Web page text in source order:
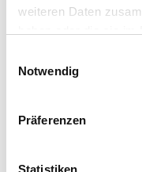
weiteren Daten
Cookies, wenn Sie
Notwendig
Präferenzen
Statistiken